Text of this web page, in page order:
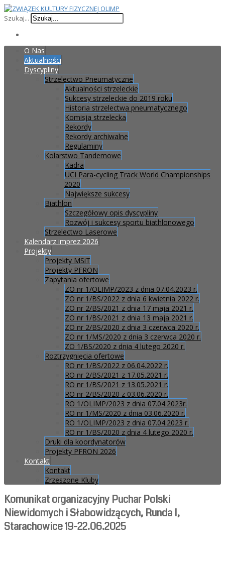
Szukaj...
O Nas
Aktualności
Dyscypliny
Strzelectwo Pneumatyczne
Aktualności strzeleckie
Sukcesy strzeleckie do 2019 roku
Historia strzelectwa pneumatycznego
Komisja strzelecka
Rekordy
Rekordy archiwalne
Regulaminy
Kolarstwo Tandemowe
Kadra
UCI Para-cycling Track World Championships
2020
Największe sukcesy
Biathlon
Szczegółowy opis dyscypliny
Rozwój i sukcesy sportu biathlonowego
Strzelectwo Laserowe
Kalendarz imprez 2026
Projekty
Projekty MSiT
Projekty PFRON
Zapytania ofertowe
ZO nr 1/OLIMP/2023 z dnia 07.04.2023 r.
ZO nr 1/BS/2022 z dnia 6 kwietnia 2022 r.
ZO nr 2/BS/2021 z dnia 17 maja 2021 r.
ZO nr 1/BS/2021 z dnia 13 maja 2021 r.
ZO nr 2/BS/2020 z dnia 3 czerwca 2020 r.
ZO nr 1/MS/2020 z dnia 3 czerwca 2020 r.
ZO 1/BS/2020 z dnia 4 lutego 2020 r.
Roztrzygnięcia ofertowe
RO nr 1/BS/2022 z 06.04.2022 r.
RO nr 2/BS/2021 z 17.05.2021 r.
RO nr 1/BS/2021 z 13.05.2021 r.
RO nr 2/BS/2020 z 03.06.2020 r.
RO 1/OLIMP/2023 z dnia 07.04.2023r.
RO nr 1/MS/2020 z dnia 03.06.2020 r.
RO 1/OLIMP/2023 z dnia 07.04.2023 r.
RO nr 1/BS/2020 z dnia 4 lutego 2020 r.
Druki dla koordynatorów
Projekty PFRON 2026
Kontakt
Kontakt
Zrzeszone Kluby
Komunikat organizacyjny Puchar Polski
Niewidomych i Słabowidzących, Runda I,
Starachowice 19-22.06.2025